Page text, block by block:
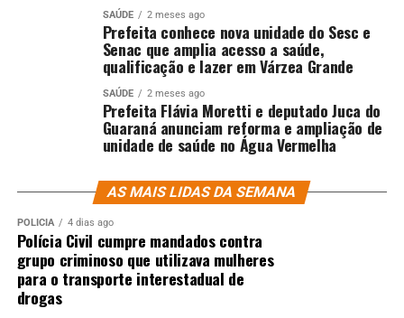
SAÚDE 2 meses ago
Prefeita conhece nova unidade do Sesc e
Senac que amplia acesso a saúde,
qualificação e lazer em Várzea Grande
SAÚDE 2 meses ago
Prefeita Flávia Moretti e deputado Juca do
Guaraná anunciam reforma e ampliação de
unidade de saúde no Água Vermelha
AS MAIS LIDAS DA SEMANA
POLÍCIA 4 dias ago
Polícia Civil cumpre mandados contra
grupo criminoso que utilizava mulheres
para o transporte interestadual de
drogas